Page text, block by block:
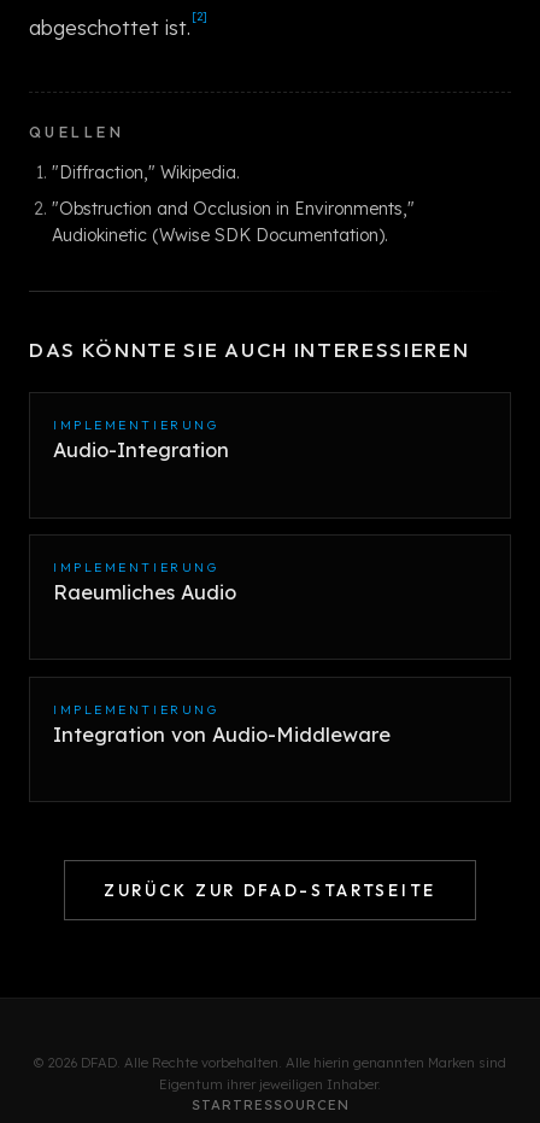
abgeschottet ist. [2]
QUELLEN
"Diffraction," Wikipedia.
"Obstruction and Occlusion in Environments,"
Audiokinetic (Wwise SDK Documentation).
DAS KÖNNTE SIE AUCH INTERESSIEREN
IMPLEMENTIERUNG
Audio-Integration
IMPLEMENTIERUNG
Raeumliches Audio
IMPLEMENTIERUNG
Integration von Audio-Middleware
ZURÜCK ZUR DFAD-STARTSEITE
© 2026 DFAD. Alle Rechte vorbehalten. Alle hierin genannten Marken sind
Eigentum ihrer jeweiligen Inhaber.
START RESSOURCEN